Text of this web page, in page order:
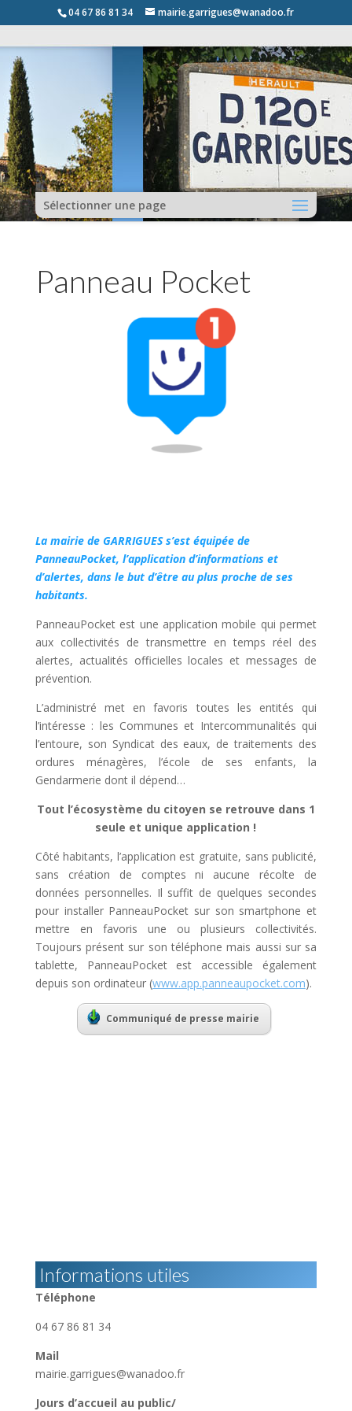
04 67 86 81 34 mairie.garrigues@wanadoo.fr
Sélectionner une page
Panneau Pocket
La mairie de GARRIGUESs’est équipée de
PanneauPocket, l’application d’informations et
d’alertes, dans le but d’être au plus proche de ses
habitants.
PanneauPocket est une application mobile qui permet
aux collectivités de transmettre en temps réel des
alertes, actualités officielles locales et messages de
prévention.
L’administré met en favoris toutes les entités qui
l’intéresse : les Communes et Intercommunalités qui
l’entoure, son Syndicat des eaux, de traitements des
ordures ménagères, l’école de ses enfants, la
Gendarmerie dont il dépend…
Tout l’écosystème du citoyen se retrouve dans 1
seule et unique application !
Côté habitants, l’application est gratuite, sans publicité,
sans création de comptes ni aucune récolte de
données personnelles. Il suffit de quelques secondes
pour installer PanneauPocket sur son smartphone et
mettre en favoris une ou plusieurs collectivités.
Toujours présent sur son téléphone mais aussi sur sa
tablette, PanneauPocket est accessible également
depuis son ordinateur (www.app.panneaupocket.com).
Communiqué de presse mairie
Informations utiles
Téléphone
04 67 86 81 34
Mail
mairie.garrigues@wanadoo.fr
Jours d’accueil au public/